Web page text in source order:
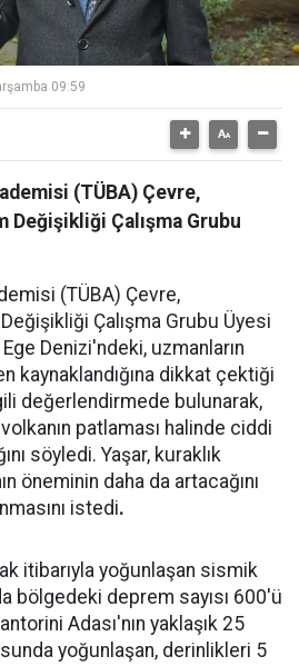
09:59
(TÜBA) Çevre,
Çalışma Grubu
(TÜBA) Çevre,
Çalışma Grubu Üyesi
Denizi'ndeki, uzmanların
kaynaklandığına dikkat çektiği
değerlendirmede bulunarak,
patlaması halinde ciddi
söyledi. Yaşar, kuraklık
öneminin daha da artacağını
istedi.
itibarıyla yoğunlaşan sismik
bölgedeki deprem sayısı 600'ü
Adası'nın yaklaşık 25
yoğunlaşan, derinlikleri 5